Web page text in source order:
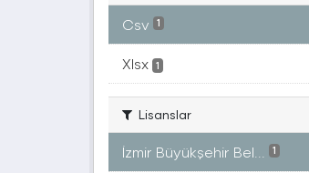
Csv 1
Xlsx 1
Lisanslar
İzmir Büyükşehir Bel... 1